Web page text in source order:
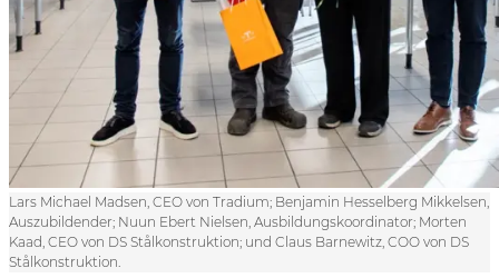
Lars Michael Madsen, CEO von Tradium; Benjamin Hesselberg Mikkelsen,
Auszubildender; Nuun Ebert Nielsen, Ausbildungskoordinator; Morten
Kaad, CEO von DS Stålkonstruktion; und Claus Barnewitz, COO von DS
Stålkonstruktion.